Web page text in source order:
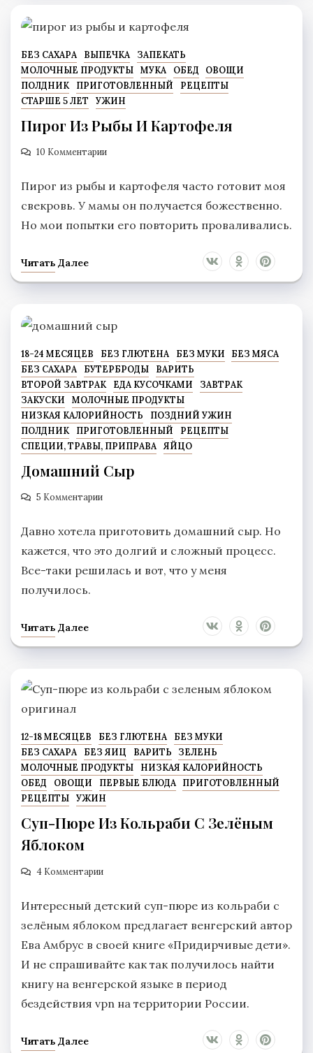
БЕЗ САХАРА ВЫПЕЧКА
ЗАПЕКАТЬ
МОЛОЧНЫЕ ПРОДУКТЫ
МУКА ОБЕД
ОВОЩИ
ПОЛДНИК
ПРИГОТОВЛЕННЫЙ
РЕЦЕПТЫ
СТАРШЕ 5 ЛЕТ
УЖИН
Пирог Из Рыбы И Картофеля
10 Комментарии
Пирог из рыбы и картофеля часто готовит моя
свекровь. У мамы он получается божественно.
Но мои попытки его повторить проваливались.
Читать Далее
18-24 МЕСЯЦЕВ БЕЗ ГЛЮТЕНА БЕЗ МУКИ
БЕЗ МЯСА
БЕЗ САХАРА
БУТЕРБРОДЫ
ВАРИТЬ
ВТОРОЙ ЗАВТРАК
ЕДА КУСОЧКАМИ
ЗАВТРАК
ЗАКУСКИ
МОЛОЧНЫЕ ПРОДУКТЫ
НИЗКАЯ КАЛОРИЙНОСТЬ
ПОЗДНИЙ УЖИН
ПОЛДНИК
ПРИГОТОВЛЕННЫЙ
РЕЦЕПТЫ
СПЕЦИИ, ТРАВЫ, ПРИПРАВА
ЯЙЦО
Домашний Сыр
5 Комментарии
Давно хотела приготовить домашний сыр. Но
кажется, что это долгий и сложный процесс.
Все-таки решилась и вот, что у меня
получилось.
Читать Далее
12-18 МЕСЯЦЕВ БЕЗ ГЛЮТЕНА
БЕЗ МУКИ
БЕЗ САХАРА
БЕЗ ЯИЦ ВАРИТЬ
ЗЕЛЕНЬ
МОЛОЧНЫЕ ПРОДУКТЫ
НИЗКАЯ КАЛОРИЙНОСТЬ
ОБЕД
ОВОЩИ ПЕРВЫЕ БЛЮДА
ПРИГОТОВЛЕННЫЙ
РЕЦЕПТЫ
УЖИН
Суп-Пюре Из Кольраби С Зелёным
Яблоком
4 Комментарии
Интересный детский суп-пюре из кольраби с
зелёным яблоком предлагает венгерский автор
Ева Амбрус в своей книге «Придирчивые дети».
И не спрашивайте как так получилось найти
книгу на венгерской языке в период
бездействия vpn на территории России.
Читать Далее